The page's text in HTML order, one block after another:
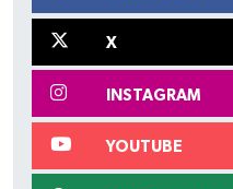
X
INSTAGRAM
YOUTUBE